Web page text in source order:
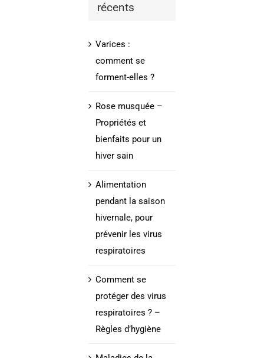
récents
Varices :
comment se
forment-elles ?
Rose musquée –
Propriétés et
bienfaits pour un
hiver sain
Alimentation
pendant la saison
hivernale, pour
prévenir les virus
respiratoires
Comment se
protéger des virus
respiratoires ? –
Règles d’hygiène